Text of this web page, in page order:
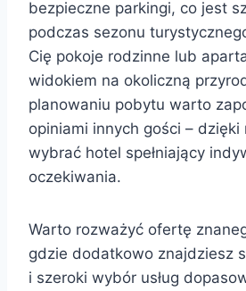
bezpieczne parkingi, co jest
podczas sezonu
Cię pokoje rodzinne lub
widokiem na okoliczną
planowaniu pobytu warto
opiniami innych gości – dzięki
wybrać hotel spełniający
oczekiwania.
Warto rozważyć ofertę
gdzie dodatkowo znajdziesz
i szeroki wybór usług